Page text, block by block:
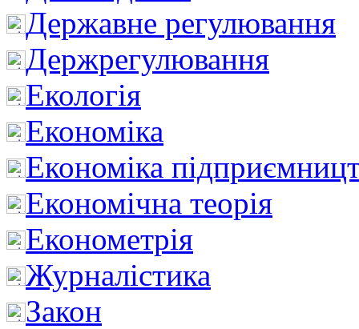
Державне регулювання
Держрегулювання
Екологія
Економіка
Економіка
Економічна теорія
Економетрія
Журналістика
Закон